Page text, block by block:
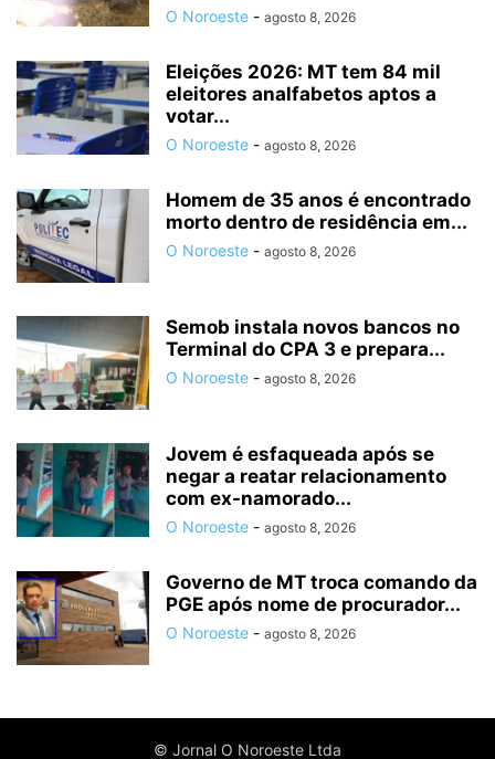
O Noroeste - agosto 8, 2026
Eleições 2026: MT tem 84 mil
eleitores analfabetos aptos a
votar...
O Noroeste - agosto 8, 2026
Homem de 35 anos é encontrado
morto dentro de residência em...
O Noroeste - agosto 8, 2026
Semob instala novos bancos no
Terminal do CPA 3 e prepara...
O Noroeste - agosto 8, 2026
Jovem é esfaqueada após se
negar a reatar relacionamento
com ex-namorado...
O Noroeste - agosto 8, 2026
Governo de MT troca comando da
PGE após nome de procurador...
O Noroeste - agosto 8, 2026
© Jornal O Noroeste Ltda